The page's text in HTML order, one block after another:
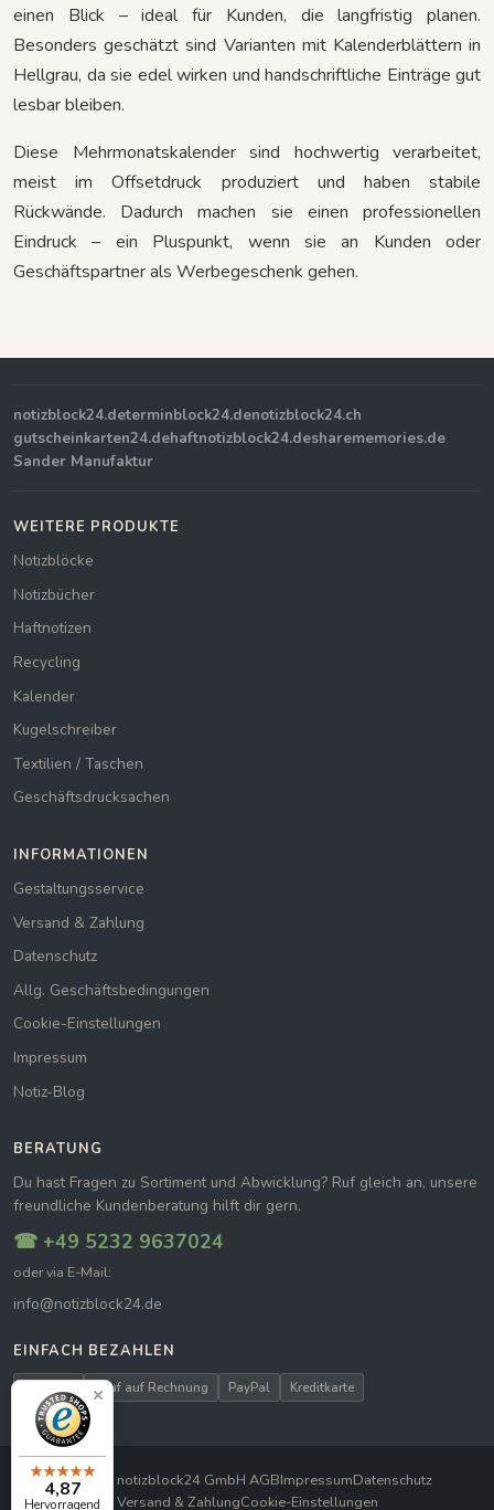
einen Blick – ideal für Kunden, die langfristig planen.
Besonders geschätzt sind Varianten mit Kalenderblättern in
Hellgrau, da sie edel wirken und handschriftliche Einträge gut
lesbar bleiben.
Diese Mehrmonatskalender sind hochwertig verarbeitet,
meist im Offsetdruck produziert und haben stabile
Rückwände. Dadurch machen sie einen professionellen
Eindruck – ein Pluspunkt, wenn sie an Kunden oder
Geschäftspartner als Werbegeschenk gehen.
notizblock24.determinblock24.denotizblock24.ch
gutscheinkarten24.dehaftnotizblock24.desharememories.de
Sander Manufaktur
WEITERE PRODUKTE
Notizblöcke
Notizbücher
Haftnotizen
Recycling
Kalender
Kugelschreiber
Textilien / Taschen
Geschäftsdrucksachen
INFORMATIONEN
Gestaltungsservice
Versand & Zahlung
Datenschutz
Allg. Geschäftsbedingungen
Cookie-Einstellungen
Impressum
Notiz-Blog
BERATUNG
Du hast Fragen zu Sortiment und Abwicklung? Ruf gleich an, unsere
freundliche Kundenberatung hilft dir gern.
☎ +49 5232 9637024
oder via E-Mail:
info@notizblock24.de
EINFACH BEZAHLEN
Kauf auf Rechnung PayPal Kreditkarte
© 2026 notizblock24 GmbH AGBImpressumDatenschutz
Versand & ZahlungCookie-Einstellungen
4,87
Hervorragend